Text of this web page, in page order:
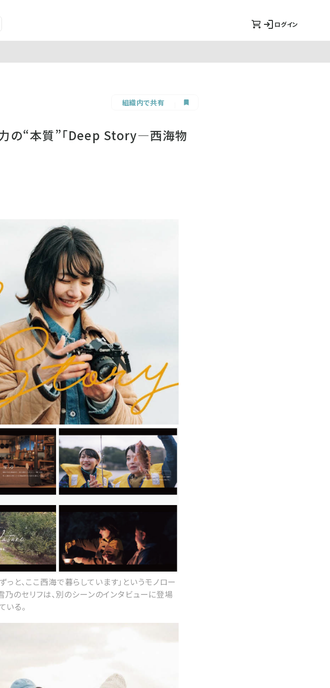
ログイン
組織内で共有
力の“本質”「Deep Story―西海物
と、ここ西海で暮らしています」というモノロー
のセリフは、別のシーンのインタビューに登場
る。